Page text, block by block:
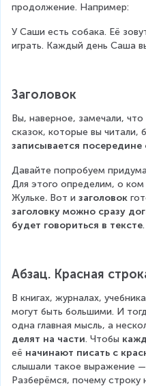
продолжение. Например:
У Саши есть собака. Её
играть. Каждый день Саша
Заголовок
Вы, наверное, замечали, что
сказок, которые вы читали,
записывается
Давайте попробуем
Для этого определим, о
Жульке. Вот и заголовок
заголовку можно сразу
будет говориться в тексте.
Абзац. Красная
В книгах, журналах,
могут быть большими. И
одна главная мысль, а
делят на части. Чтобы
её начинают писать с
слышали такое выражение —
Разберёмся, почему